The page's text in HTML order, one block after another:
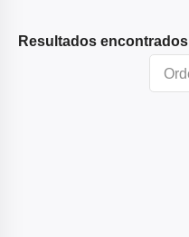
Resultados encontrados